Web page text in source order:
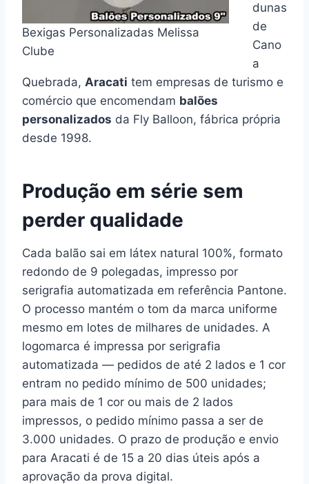
Bexigas Personalizadas Melissa
Clube
dunas
de
Cano
a
Quebrada, Aracati tem empresas de turismo e
comércio que encomendam balões
personalizados da Fly Balloon, fábrica própria
desde 1998.
Produção em série sem
perder qualidade
Cada balão sai em látex natural 100%, formato
redondo de 9 polegadas, impresso por
serigrafia automatizada em referência Pantone.
O processo mantém o tom da marca uniforme
mesmo em lotes de milhares de unidades. A
logomarca é impressa por serigrafia
automatizada — pedidos de até 2 lados e 1 cor
entram no pedido mínimo de 500 unidades;
para mais de 1 cor ou mais de 2 lados
impressos, o pedido mínimo passa a ser de
3.000 unidades. O prazo de produção e envio
para Aracati é de 15 a 20 dias úteis após a
aprovação da prova digital.